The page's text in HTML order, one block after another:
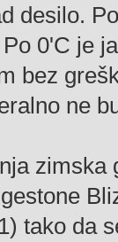
desilo.
0'C je
bez
ne
zimska
tako da